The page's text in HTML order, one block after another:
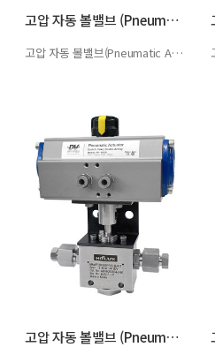
고압 자동 볼밸브 (Pneumatic Act…
고압 자동 볼밸브(Pneumatic Actuator Ball Valve)공기압…
고압 자동 볼밸브 (Pneumatic Act…